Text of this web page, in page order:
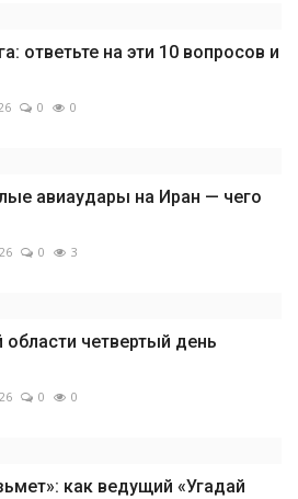
ответьте на эти 10 вопросов и
0 0
авиаудары на Иран — чего
0 3
четвертый день
0 0
как ведущий «Угадай